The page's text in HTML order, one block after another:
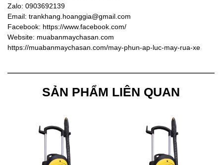
Zalo: 0903692139
Email: trankhang.hoanggia@gmail.com
Facebook: https://www.facebook.com/
Website: muabanmaychasan.com
https://muabanmaychasan.com/may-phun-ap-luc-may-rua-xe
SẢN PHẨM LIÊN QUAN